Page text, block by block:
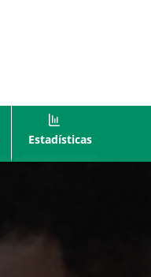
Estadísticas